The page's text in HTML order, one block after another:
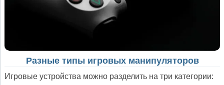
Разные типы игровых манипуляторов
Игровые устройства можно разделить на три категории: